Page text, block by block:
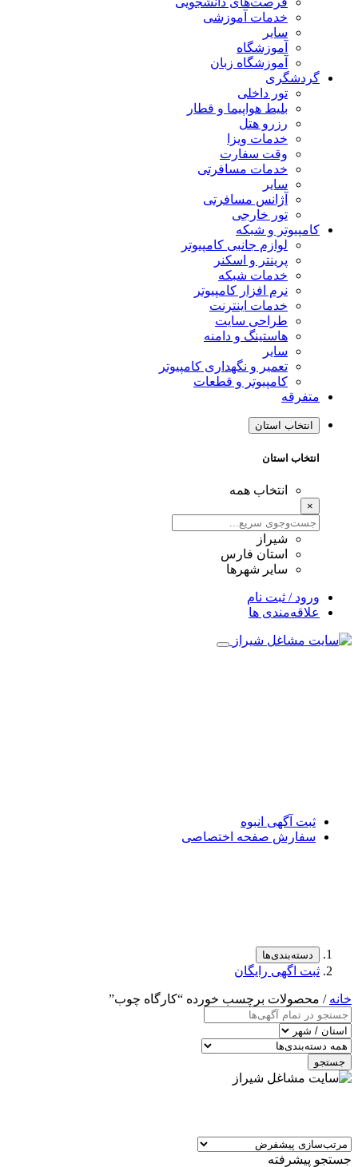
خدمات آموزشی
سایر
آموزشگاه
آموزشگاه زبان
گردشگری
تور داخلی
بلیط هواپیما و قطار
رزرو هتل
خدمات ویزا
وقت سفارت
خدمات مسافرتی
سایر
آژانس مسافرتی
تور خارجی
کامپیوتر و شبکه
لوازم جانبی کامپیوتر
پرینتر و اسکنر
خدمات شبکه
نرم افزار کامپیوتر
خدمات اینترنت
طراحی سایت
هاستینگ و دامنه
سایر
تعمیر و نگهداری کامپیوتر
کامپیوتر و قطعات
متفرقه
انتخاب استان
انتخاب استان
انتخاب همه
×
شیراز
استان فارس
سایر شهرها
ورود / ثبت نام
علاقه‌مندی ها
ثبت آگهی انبوه
سفارش صفحه اختصاصی
دسته‌بندی‌ها
ثبت اگهی رایگان
خانه / محصولات برچسب خورده “کارگاه چوب”
جستجو
جستجو پیشرفته